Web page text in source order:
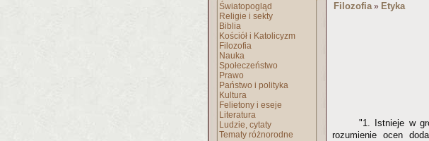
Światopogląd
Religie i sekty
Biblia
Kościół i Katolicyzm
Filozofia
Nauka
Społeczeństwo
Prawo
Państwo i polityka
Kultura
Felietony i eseje
Literatura
Ludzie, cytaty
Tematy różnorodne
Filozofia» Etyka
"1. Istnieje w
rozumienie ocen